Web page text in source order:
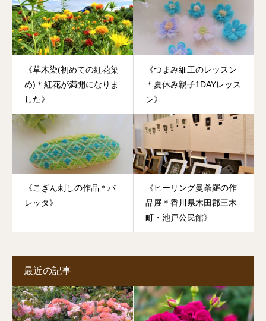
《草木染(初めての紅花染
め)＊紅花が満開になりま
した》
《つまみ細工のレッスン
＊夏休み親子1DAYレッス
ン》
《こぎん刺しの作品＊バ
レッタ》
《ヒーリング曼荼羅の作
品展＊香川県木田郡三木
町・池戸公民館》
最近の記事